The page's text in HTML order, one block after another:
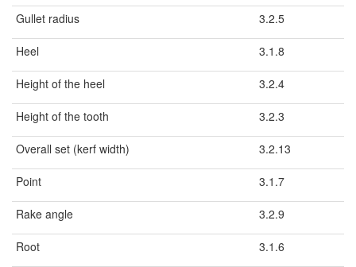
Gullet radius 3.2.5
Heel 3.1.8
Height of the heel 3.2.4
Height of the tooth 3.2.3
Overall set (kerf width) 3.2.13
Point 3.1.7
Rake angle 3.2.9
Root 3.1.6